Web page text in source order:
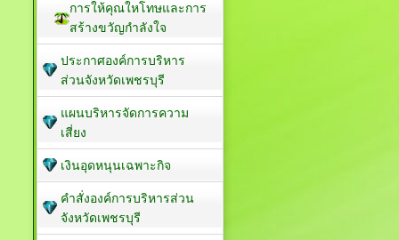
การให้คุณใหโทษและการ
สร้างขวัญกำลังใจ
ประกาศองค์การบริหาร
ส่วนจังหวัดเพชรบุรี
แผนบริหารจัดการความ
เสี่ยง
เงินอุดหนุนเฉพาะกิจ
คำสั่งองค์การบริหารส่วน
จังหวัดเพชรบุรี